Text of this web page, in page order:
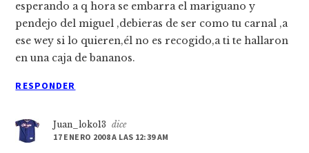
esperando a q hora se embarra el mariguano y
pendejo del miguel ,debieras de ser como tu carnal ,a
ese wey si lo quieren,él no es recogido,a ti te hallaron
en una caja de bananos.
RESPONDER
Juan_loko13
dice
17 ENERO 2008 A LAS 12:39 AM